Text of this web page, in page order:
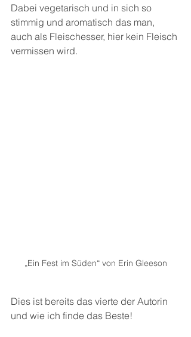
Dabei vegetarisch und in sich so
stimmig und aromatisch das man,
auch als Fleischesser, hier kein Fleisch
vermissen wird.
„Ein Fest im Süden“ von Erin Gleeson
Dies ist bereits das vierte der Autorin
und wie ich finde das Beste!